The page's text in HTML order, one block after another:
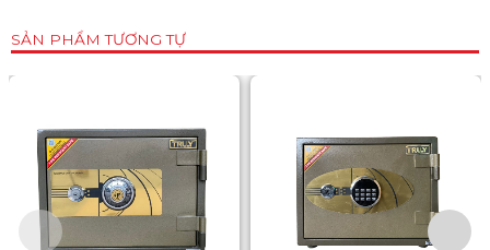
SẢN PHẨM TƯƠNG TỰ